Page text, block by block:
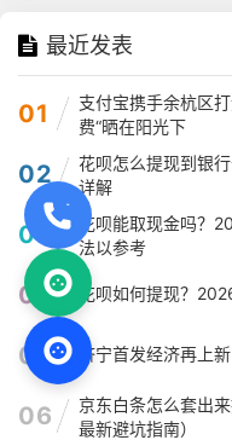
最近发表
01
支付宝携手余杭区
费“晒在阳光下
02
花呗怎么提现到银
详解
03
花呗能取现金吗？
法以参考
04 花呗如何提现？
05 济宁首发经济再上
06
京东白条怎么套出
最新避坑指南）